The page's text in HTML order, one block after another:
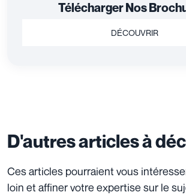
Télécharger Nos
DÉCOUVRIR
D'autres articles à
Ces articles pourraient vous
loin et affiner votre expertise sur le